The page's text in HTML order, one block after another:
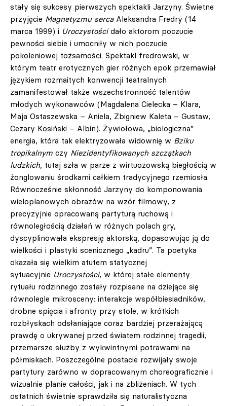
stały się sukcesy pierwszych spektakli Jarzyny. Świetne
przyjęcie Magnetyzmu sercaAleksandra Fredry (14
marca 1999) i Uroczystościdało aktorom poczucie
pewności siebie i umocniły w nich poczucie
pokoleniowej tożsamości. Spektakl fredrowski, w
którym teatr erotycznych gier różnych epok przemawiał
językiem rozmaitych konwencji teatralnych
zamanifestował także wszechstronność talentów
młodych wykonawców (Magdalena Cielecka – Klara,
Maja Ostaszewska – Aniela, Zbigniew Kaleta – Gustaw,
Cezary Kosiński – Albin). Żywiołowa, „biologiczna”
energia, która tak elektryzowała widownię w Bziku
tropikalnym czy Niezidentyfikowanych szczątkach
ludzkich, tutaj szła w parze z wirtuozowską biegłością w
żonglowaniu środkami całkiem tradycyjnego rzemiosła.
Równocześnie skłonność Jarzyny do komponowania
wieloplanowych obrazów na wzór filmowy, z
precyzyjnie opracowaną partyturą ruchową i
równoległością działań w różnych polach gry,
dyscyplinowała ekspresję aktorską, dopasowując ją do
wielkości i plastyki scenicznego „kadru”. Ta poetyka
okazała się wielkim atutem statycznej
sytuacyjnie Uroczystości, w której stałe elementy
rytuału rodzinnego zostały rozpisane na dziejące się
równolegle mikrosceny: interakcje współbiesiadników,
drobne spięcia i afronty przy stole, w krótkich
rozbłyskach odsłaniające coraz bardziej przerażającą
prawdę o ukrywanej przed światem rodzinnej tragedii,
przemarsze służby z wykwintnymi potrawami na
półmiskach. Poszczególne postacie rozwijały swoje
partytury zarówno w dopracowanym choreograficznie i
wizualnie planie całości, jak i na zbliżeniach. W tych
ostatnich świetnie sprawdziła się naturalistyczna